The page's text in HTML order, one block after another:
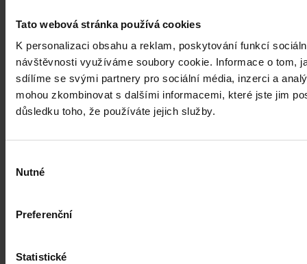
Tato webová stránka používá cookies
K personalizaci obsahu a reklam, poskytování funkcí
návštěvnosti využíváme soubory cookie. Informace o tom,
sdílíme se svými partnery pro sociální média, inzerci a
mohou zkombinovat s dalšími informacemi, které jste jim
důsledku toho, že používáte jejich služby.
souhlasu
Nutné
Preferenční
Statistické
ČTK • 30. července 2026, 10:35